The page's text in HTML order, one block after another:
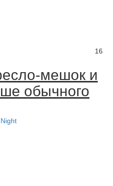
16
мешок и
обычного